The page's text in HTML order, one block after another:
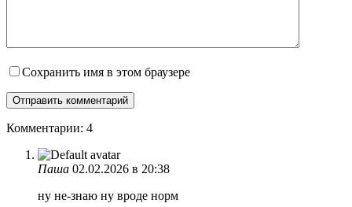
Сохранить имя в этом браузере
Комментарии: 4
Паша 02.02.2026 в 20:38
ну не-знаю ну вроде норм